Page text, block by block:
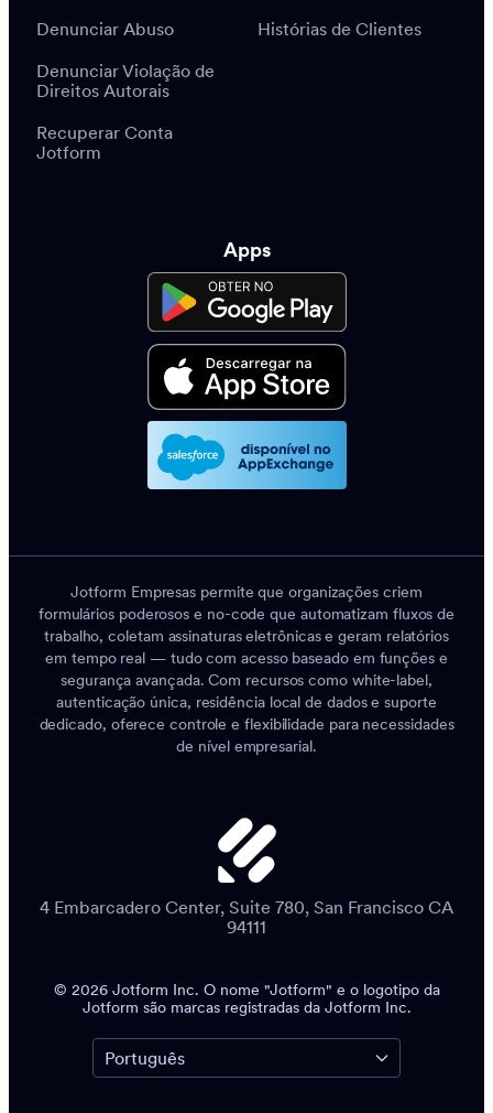
Denunciar Abuso
Denunciar Violação de
Direitos Autorais
Recuperar Conta
Jotform
Histórias de Clientes
Apps
Jotform Empresas permite que organizações criem
formulários poderosos e no-code que automatizam fluxos de
trabalho, coletam assinaturas eletrônicas e geram relatórios
em tempo real — tudo com acesso baseado em funções e
segurança avançada. Com recursos como white-label,
autenticação única, residência local de dados e suporte
dedicado, oferece controle e flexibilidade para necessidades
de nível empresarial.
4 Embarcadero Center, Suite 780, San Francisco CA
94111
© 2026 Jotform Inc. O nome "Jotform" e o logotipo da
Jotform são marcas registradas da Jotform Inc.